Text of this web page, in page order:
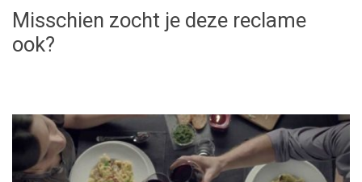
Misschien zocht je deze reclame
ook?